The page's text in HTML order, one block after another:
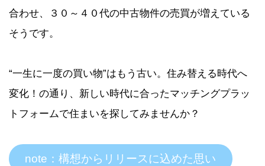
合わせ、３０～４０代の中古物件の売買が増えている
そうです。
“一生に一度の買い物”はもう古い。住み替える時代へ
変化！の通り、新しい時代に合ったマッチングプラッ
トフォームで住まいを探してみませんか？
note：構想からリリースに込めた思い